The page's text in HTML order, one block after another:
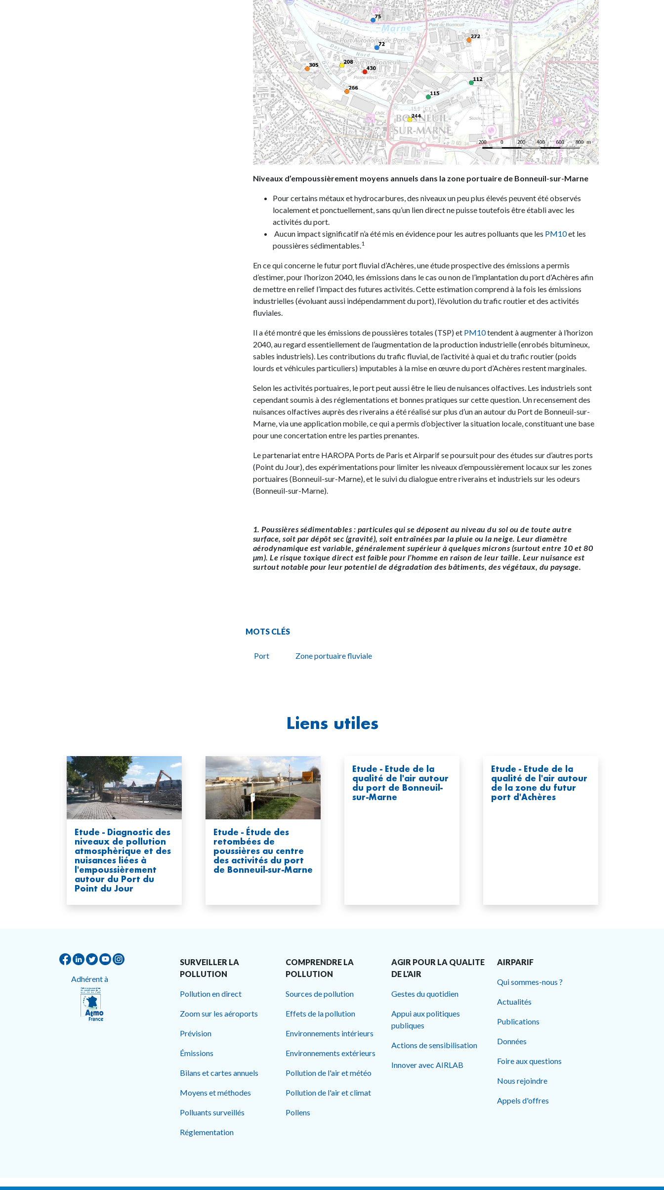
Niveaux d’empoussièrement moyens annuels dans la zone portuaire de Bonneuil-sur-Marne
Pour certains métaux et hydrocarbures, des niveaux un peu plus élevés peuvent été observés
localement et ponctuellement, sans qu’un lien direct ne puisse toutefois être établi avec les
activités du port.
Aucun impact significatif n’a été mis en évidence pour les autres polluants que les PM10et les
poussières sédimentables.1
En ce qui concerne le futur port fluvial d’Achères, une étude prospective des émissions a permis
d’estimer, pour l’horizon 2040, les émissions dans le cas ou non de l’implantation du port d’Achères afin
de mettre en relief l’impact des futures activités. Cette estimation comprend à la fois les émissions
industrielles (évoluant aussi indépendamment du port), l’évolution du trafic routier et des activités
fluviales.
Il a été montré que les émissions de poussières totales (TSP) et PM10tendent à augmenter à l’horizon
2040, au regard essentiellement de l’augmentation de la production industrielle (enrobés bitumineux,
sables industriels). Les contributions du trafic fluvial, de l’activité à quai et du trafic routier (poids
lourds et véhicules particuliers) imputables à la mise en œuvre du port d’Achères restent marginales.
Selon les activités portuaires, le port peut aussi être le lieu de nuisances olfactives. Les industriels sont
cependant soumis à des réglementations et bonnes pratiques sur cette question. Un recensement des
nuisances olfactives auprès des riverains a été réalisé sur plus d’un an autour du Port de Bonneuil-sur-
Marne, via une application mobile, ce qui a permis d’objectiver la situation locale, constituant une base
pour une concertation entre les parties prenantes.
Le partenariat entre HAROPA Ports de Paris et Airparif se poursuit pour des études sur d’autres ports
(Point du Jour), des expérimentations pour limiter les niveaux d’empoussièrement locaux sur les zones
portuaires (Bonneuil-sur-Marne), et le suivi du dialogue entre riverains et industriels sur les odeurs
(Bonneuil-sur-Marne).
1. Poussières sédimentables : particules qui se déposent au niveau du sol ou de toute autre
surface, soit par dépôt sec (gravité), soit entraînées par la pluie ou la neige. Leur diamètre
aérodynamique est variable, généralement supérieur à quelques microns (surtout entre 10 et 80
µm). Le risque toxique direct est faible pour l’homme en raison de leur taille. Leur nuisance est
surtout notable pour leur potentiel de dégradation des bâtiments, des végétaux, du paysage.
MOTS CLÉS
Port Zone portuaire fluviale
Liens utiles
Etude - Diagnostic des
niveaux de pollution
atmosphèrique et des
nuisances liées à
l'empoussièrement
autour du Port du
Point du Jour
Etude - Étude des
retombées de
poussières au centre
des activités du port
de Bonneuil-sur-Marne
Etude - Etude de la
qualité de l'air autour
du port de Bonneuil-
sur-Marne
Etude - Etude de la
qualité de l'air autour
de la zone du futur
port d'Achères
Adhérent à
SURVEILLER LA
POLLUTION
Pollution en direct
Zoom sur les aéroports
Prévision
Émissions
Bilans et cartes annuels
Moyens et méthodes
Polluants surveillés
Réglementation
COMPRENDRE LA
POLLUTION
Sources de pollution
Effets de la pollution
Environnements intérieurs
Environnements extérieurs
Pollution de l'air et météo
Pollution de l'air et climat
Pollens
AGIR POUR LA QUALITE
DE L'AIR
Gestes du quotidien
Appui aux politiques
publiques
Actions de sensibilisation
Innover avec AIRLAB
AIRPARIF
Qui sommes-nous ?
Actualités
Publications
Données
Foire aux questions
Nous rejoindre
Appels d'offres